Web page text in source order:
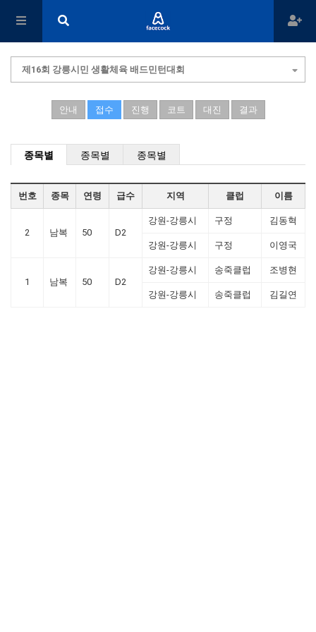
제16회 강릉시민 생활체육 배드민턴대회
안내 접수 진행 코트 대진 결과
종목별 종목별 종목별
번호 종목 연령 급수 지역 클럽 이름
2 남복 50 D2
강원-강릉시 구정 김동혁
강원-강릉시 구정 이영국
1 남복 50 D2
강원-강릉시 송죽클럽 조병현
강원-강릉시 송죽클럽 김길연